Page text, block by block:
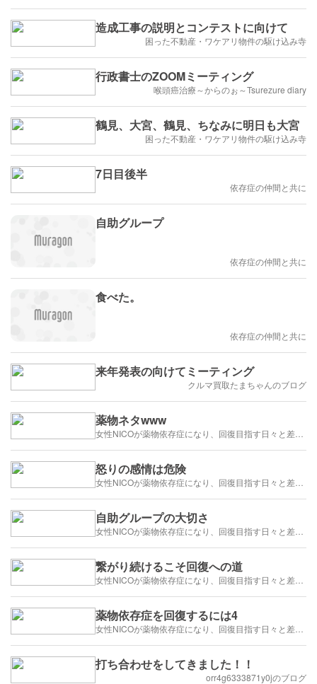
造成工事の説明とコンテストに向けて
困った不動産・ワケアリ物件の駆け込み寺
行政書士のZOOMミーティング
喉頭癌治療～からのぉ～Tsurezure diary
鶴見、大宮、鶴見、ちなみに明日も大宮
困った不動産・ワケアリ物件の駆け込み寺
7日目後半
依存症の仲間と共に
自助グループ
依存症の仲間と共に
食べた。
依存症の仲間と共に
来年発表の向けてミーティング
クルマ買取たまちゃんのブログ
薬物ネタwww
怒りの感情は危険
自助グループの大切さ
繋がり続けるこそ回復への道
薬物依存症を回復するには4
打ち合わせをしてきました！！
orr4g6333871y0jのブログ